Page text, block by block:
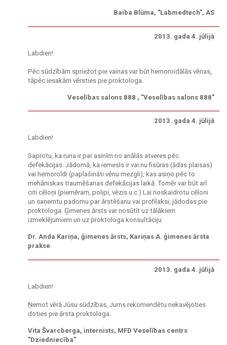
Baiba Blūma, "Labmedtech", AS
2013. gada 4. jūlijā
Labdien!
Pēc sūdzībām spriežot pie vainas var būt hemoroidālās vēnas,
tāpēc iesakām vērsties pie proktologa.
Veselības salons 888 , "Veselības salons 888"
2013. gada 4. jūlijā
Labdien!
Saprotu, ka runa ir par asinīm no anālās atveres pēc
defekācijas. Jādomā, ka iemesls ir vai nu fisūras (ādas plaisas)
vai hemoroīdi (paplašināti vēnu mezgli), kas asiņo pēc to
mehāniskas traumēšanas defekācijas laikā. Tomēr var būt arī
citi cēloņi (piemēram, polipi, vēzis u.c.) Lai noskaidrotu cēloni
un saņemtu padomu par ārstēšanu vai profilaksi, jādodas pie
proktologa. Ģimenes ārsts var nosūtīt uz tālākiem
izmeklējumiem un uz proktologa konsultāciju.
Dr. Anda Kariņa, ģimenes ārsts, Kariņas A. ģimenes ārsta
prakse
2013. gada 4. jūlijā
Labdien!
Ņemot vērā Jūsu sūdzības, Jums rekomendētu nekavējoties
doties pie ārsta proktologa.
Vita Švarcberga, internists, MFD Veselības centrs
"Dziedniecība"